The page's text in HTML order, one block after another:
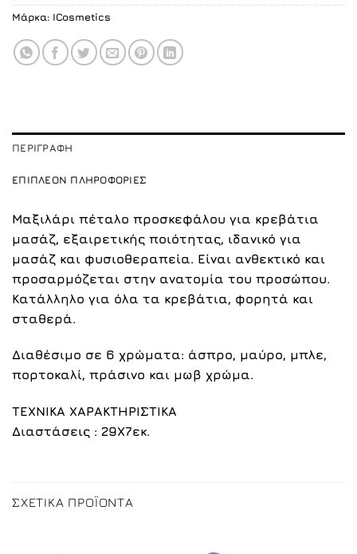
Μάρκα: ICosmetics
ΠΕΡΙΓΡΑΦΉ
ΕΠΙΠΛΈΟΝ ΠΛΗΡΟΦΟΡΊΕΣ
Μαξιλάρι πέταλο προσκεφάλου για κρεβάτια
μασάζ, εξαιρετικής ποιότητας, ιδανικό για
μασάζ και φυσιοθεραπεία. Είναι ανθεκτικό και
προσαρμόζεται στην ανατομία του προσώπου.
Κατάλληλο για όλα τα κρεβάτια, φορητά και
σταθερά.
Διαθέσιμο σε 6 χρώματα: άσπρο, μαύρο, μπλε,
πορτοκαλί, πράσινο και μωβ χρώμα.
ΤΕΧΝΙΚΑ ΧΑΡΑΚΤΗΡΙΣΤΙΚΑ
Διαστάσεις : 29Χ7εκ.
ΣΧΕΤΙΚΆ ΠΡΟΪΌΝΤΑ